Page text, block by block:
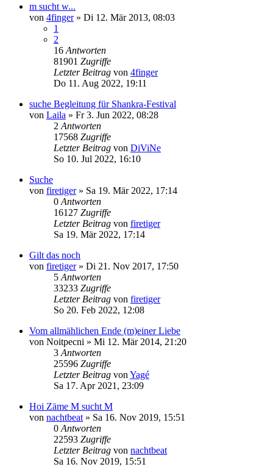
m sucht w...
von 4finger» Di 12. Mär 2013, 08:03
1
2
16 Antworten
81901 Zugriffe
Letzter Beitrag von 4finger
Do 11. Aug 2022, 19:11
suche Begleitung für Shankra-Festival
von Laila » Fr 3. Jun 2022, 08:28
2 Antworten
17568 Zugriffe
Letzter Beitrag von DiViNe
So 10. Jul 2022, 16:10
Suche
von firetiger» Sa 19. Mär 2022, 17:14
0 Antworten
16127 Zugriffe
Letzter Beitrag von firetiger
Sa 19. Mär 2022, 17:14
Gilt das noch
von firetiger» Di 21. Nov 2017, 17:50
5 Antworten
33233 Zugriffe
Letzter Beitrag von firetiger
So 20. Feb 2022, 12:08
Vom allmählichen Ende (m)einer Liebe
von Noitpecni » Mi 12. Mär 2014, 21:20
3 Antworten
25596 Zugriffe
Letzter Beitrag von Yagé
Sa 17. Apr 2021, 23:09
Hoi Zäme M sucht M
von nachtbeat » Sa 16. Nov 2019, 15:51
0 Antworten
22593 Zugriffe
Letzter Beitrag von nachtbeat
Sa 16. Nov 2019, 15:51